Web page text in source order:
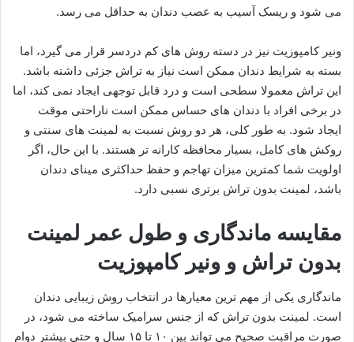
می شود و ریسک آسیب به عصب دندان به حداقل می رسد.
ونیر کامپوزیت نیز در دسته روش های کم دردسر قرار می گیرد، اما
بسته به شرایط دندان ممکن است نیاز به تراش جزئی داشته باشد.
این تراش معمولا سطحی است و درد قابل توجهی ایجاد نمی کند، اما
در برخی افراد با دندان های حساس ممکن است ناراحتی موقت
ایجاد شود. به طور کلی، هر دو روش نسبت به لمینت های سنتی و
روکش های کامل، بسیار محافظه کارانه تر هستند. با این حال، اگر
اولویت شما کمترین میزان تهاجم و حفظ حداکثری مینای دندان
باشد، لمینت بدون تراش برتری نسبی دارد.
مقایسه ماندگاری و طول عمر لمینت
بدون تراش و ونیر کامپوزیت
ماندگاری یکی از مهم ترین معیارها در انتخاب روش زیبایی دندان
است. لمینت بدون تراش که از جنس سرامیک ساخته می شود، در
صورت مراقبت صحیح می تواند بین ۱۰ تا ۱۵ سال و حتی بیشتر دوام